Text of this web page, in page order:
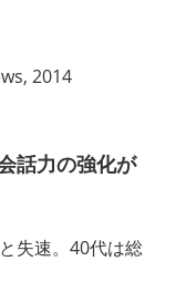
2014
話力の強化が
失速。40代は総